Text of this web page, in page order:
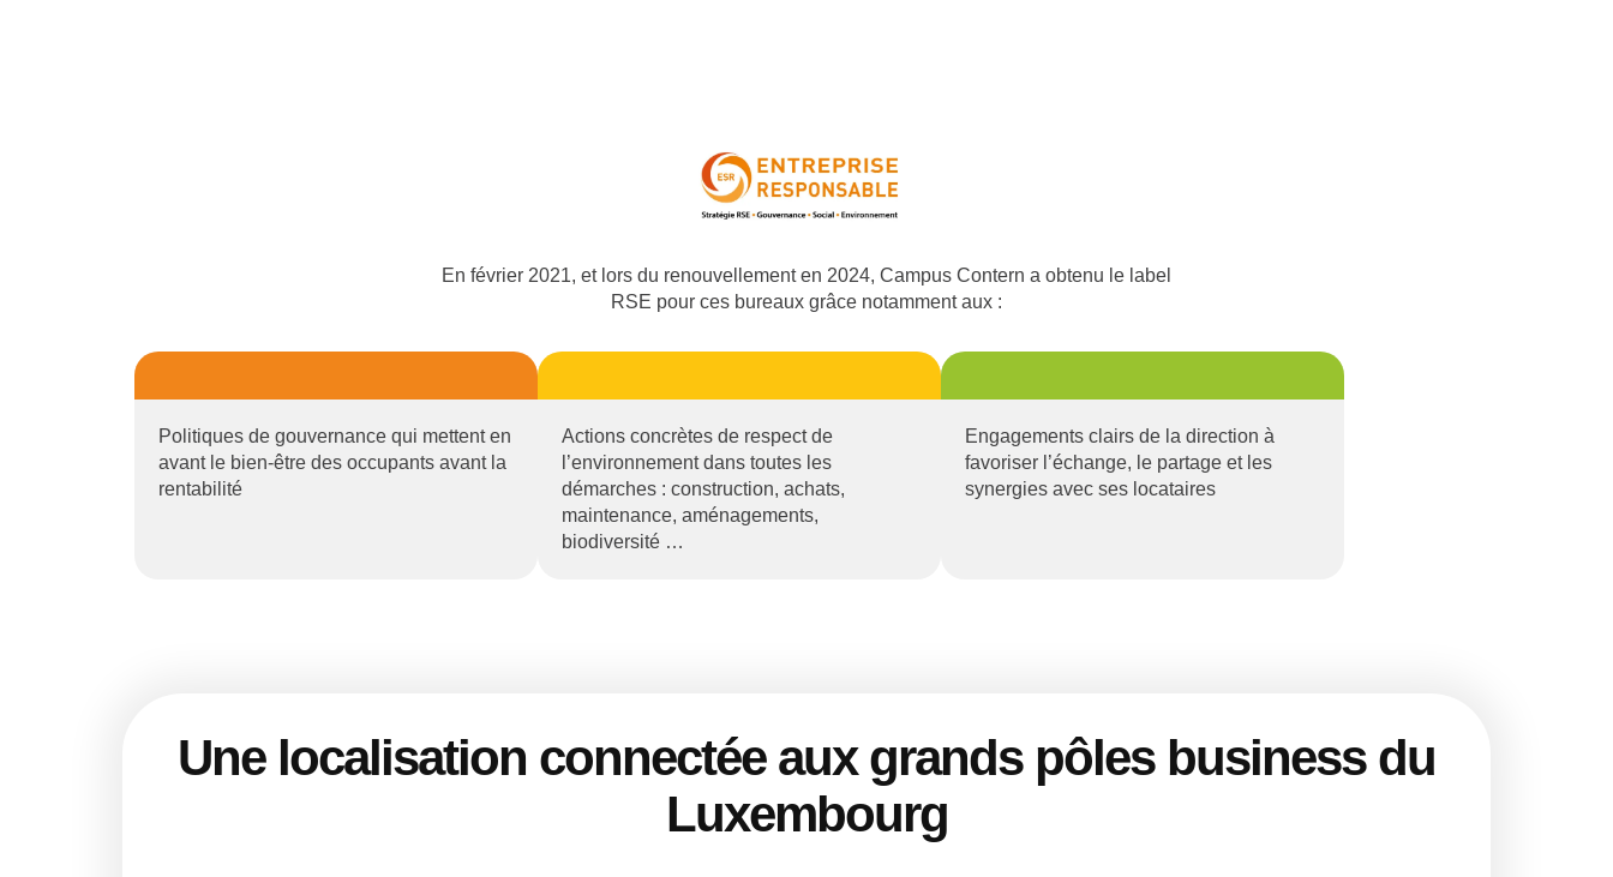
En février 2021, et lors du renouvellement en 2024, Campus Contern a obtenu le label
RSE pour ces bureaux grâce notamment aux :
Politiques de gouvernance qui mettent en
avant le bien-être des occupants avant la
rentabilité
Actions concrètes de respect de
l’environnement dans toutes les
démarches : construction, achats,
maintenance, aménagements,
biodiversité …
Engagements clairs de la direction à
favoriser l’échange, le partage et les
synergies avec ses locataires
Une localisation connectée aux grands pôles business du
Luxembourg